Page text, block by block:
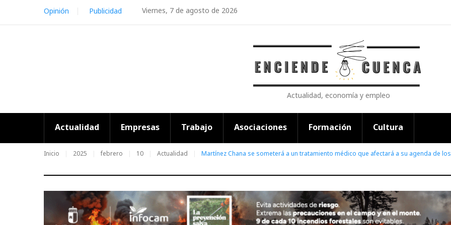
content
Viernes, 7 de agosto de 2026
Opinión Publicidad
Actualidad, economía y empleo
Actualidad Empresas Trabajo Asociaciones Formación Cultura
Inicio 2025 febrero 10 Actualidad Martínez Chana se someterá a un tratamiento médico que afectará a su agenda de